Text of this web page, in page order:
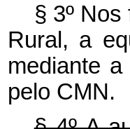
§ 3º
Rural, a
mediante
pelo CMN.